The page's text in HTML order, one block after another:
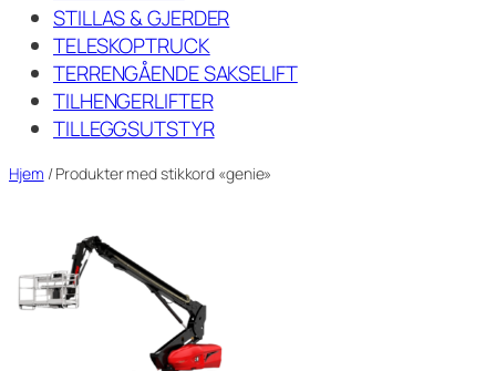
STILLAS & GJERDER
TELESKOPTRUCK
TERRENGÅENDE SAKSELIFT
TILHENGERLIFTER
TILLEGGSUTSTYR
Hjem / Produkter med stikkord «genie»